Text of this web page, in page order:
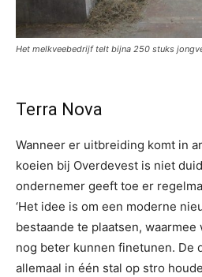
Het melkveebedrijf telt bijna 250 stuks
Terra Nova
Wanneer er uitbreiding komt in
koeien bij Overdevest is niet
ondernemer geeft toe er
‘Het idee is om een moderne
bestaande te plaatsen,
nog beter kunnen finetunen. De
allemaal in één stal op stro